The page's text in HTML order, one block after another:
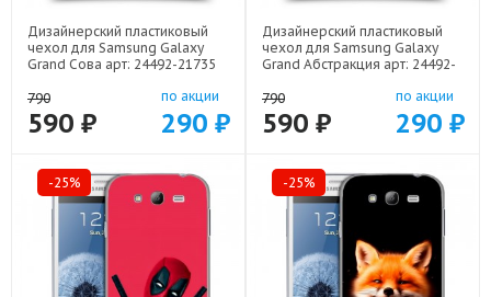
Дизайнерский пластиковый
чехол для Samsung Galaxy
Grand Сова арт: 24492-21735
790
590 ₽
по акции
290 ₽
Дизайнерский пластиковый
чехол для Samsung Galaxy
Grand Абстракция арт: 24492-
790
590 ₽
по акции
290 ₽
-25% -25%